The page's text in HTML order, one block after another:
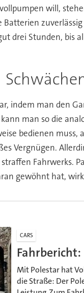
will,
drei Stunden, bis
indem man den
man so die
bedienen
Vergnügen.
Fahrwerks.
gewöhnt hat,
CARS
Fahrbericht:
Mit Polestar hat
die Straße: Der